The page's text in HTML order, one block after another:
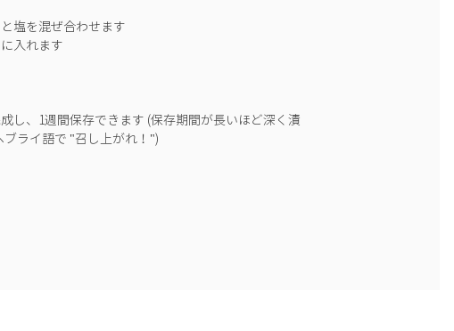
塩を混ぜ合わせます
入れます
し、1週間保存できます (保存期間が長いほど深く漬
ライ語で "召し上がれ！")